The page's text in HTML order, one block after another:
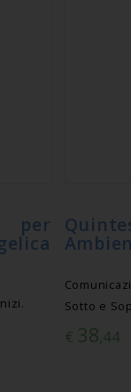
per
Sotto e
€ 38,44